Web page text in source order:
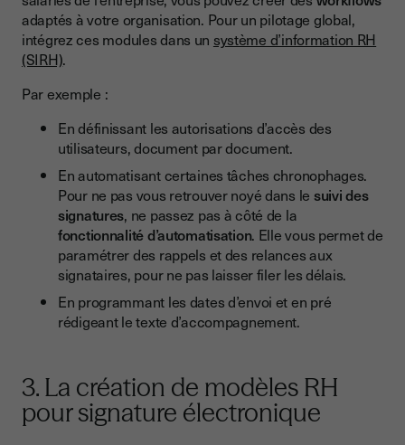
adaptés à votre organisation. Pour un pilotage global,
intégrez ces modules dans un système d’information RH
(SIRH).
Par exemple :
En définissant les autorisations d’accès des
utilisateurs, document par document.
En automatisant certaines tâches chronophages.
Pour ne pas vous retrouver noyé dans le suivi des
signatures, ne passez pas à côté de la
fonctionnalité d’automatisation. Elle vous permet de
paramétrer des rappels et des relances aux
signataires, pour ne pas laisser filer les délais.
En programmant les dates d’envoi et en pré
rédigeant le texte d’accompagnement.
3. La création de modèles RH
pour signature électronique